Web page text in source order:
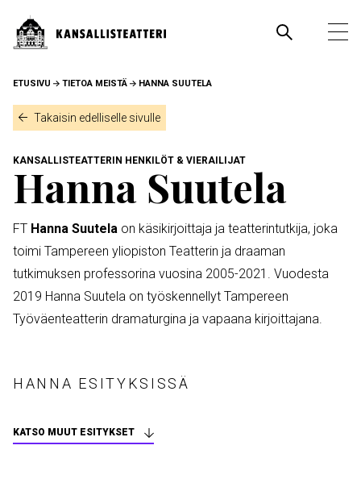
pääsisältöön
MURUPOLKU
ETUSIVU TIETOA MEISTÄ HANNA SUUTELA
Takaisin edelliselle sivulle
KANSALLISTEATTERIN HENKILÖT & VIERAILIJAT
Hanna Suutela
FT Hanna Suutela on käsikirjoittaja ja teatterintutkija, joka
toimi Tampereen yliopiston Teatterin ja draaman
tutkimuksen professorina vuosina 2005-2021. Vuodesta
2019 Hanna Suutela on työskennellyt Tampereen
Työväenteatterin dramaturgina ja vapaana kirjoittajana.
HANNA ESITYKSISSÄ
KATSO MUUT ESITYKSET